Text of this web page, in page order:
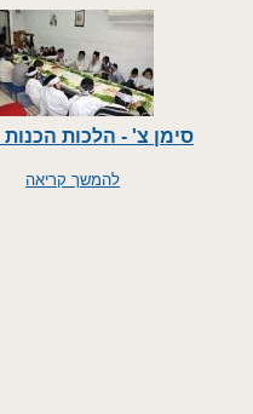
סימן צ' - הלכות הכנות הסדר
להמשך קריאה